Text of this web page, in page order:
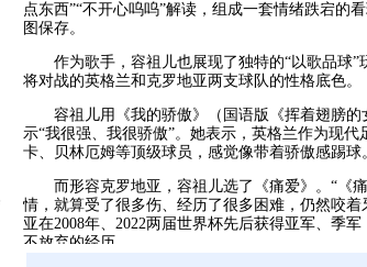
点东西”“不开心呜呜”解读，组成一套情绪跌宕的
图保存。
作为歌手，容祖儿也展现了独特的“以歌品球
将对战的英格兰和克罗地亚两支球队的性格底色。
容祖儿用《我的骄傲》（国语版《挥着翅膀
示“我很强、我很骄傲”。她表示，英格兰作为现
卡、贝林厄姆等顶级球员，感觉像带着骄傲感踢球
而形容克罗地亚，容祖儿选了《痛爱》。“《
情，就算受了很多伤、经历了很多困难，仍然咬
亚在2008年、2022两届世界杯先后获得亚军、季
不放弃的经历。